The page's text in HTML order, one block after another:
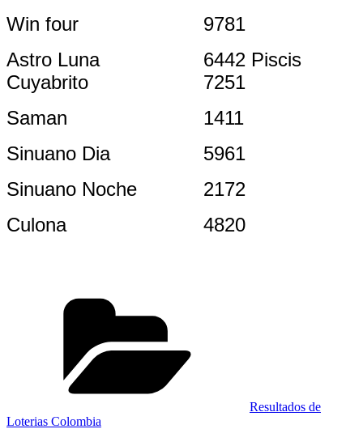
Win four
9781
Astro Luna
6442 Piscis
Cuyabrito
7251
Saman
Sinuano Dia
Sinuano Noche
Culona
1411
5961
2172
4820
Resultados de
Loterias Colombia